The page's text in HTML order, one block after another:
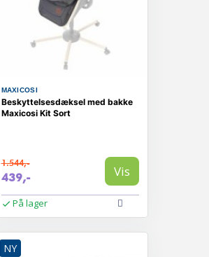
MAXICOSI
Beskyttelsesdæksel med bakke
Maxicosi Kit Sort
1.544,-
439,- Vis
På lager
NY